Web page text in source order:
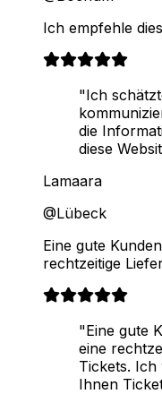
Ich empfehle
"Ich
die
diese
Lamaara
@Lübeck
Eine gute
rechtzeitige
"Eine gute
eine
Tickets.
Ihnen